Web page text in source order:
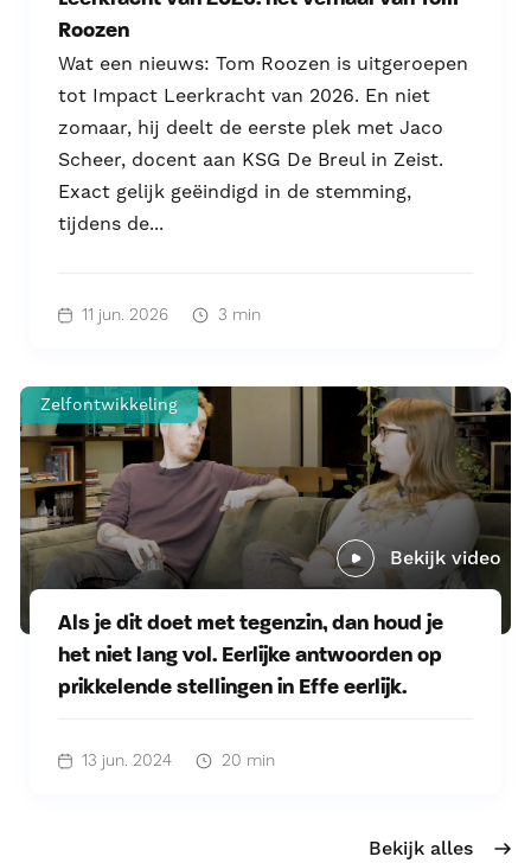
Roozen
Wat een nieuws: Tom Roozen is uitgeroepen
tot Impact Leerkracht van 2026. En niet
zomaar, hij deelt de eerste plek met Jaco
Scheer, docent aan KSG De Breul in Zeist.
Exact gelijk geëindigd in de stemming,
tijdens de...
11 jun. 2026 3 min
Zelfontwikkeling
Bekijk video
Als je dit doet met tegenzin, dan houd je
het niet lang vol. Eerlijke antwoorden op
prikkelende stellingen in Effe eerlijk.
13 jun. 2024 20 min
Bekijk alles